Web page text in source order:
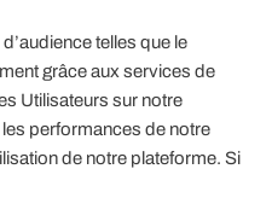
telles que le
grâce aux services de
Utilisateurs sur notre
performances de notre
de notre plateforme. Si